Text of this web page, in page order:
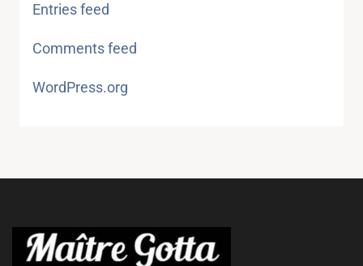
Entries feed
Comments feed
WordPress.org